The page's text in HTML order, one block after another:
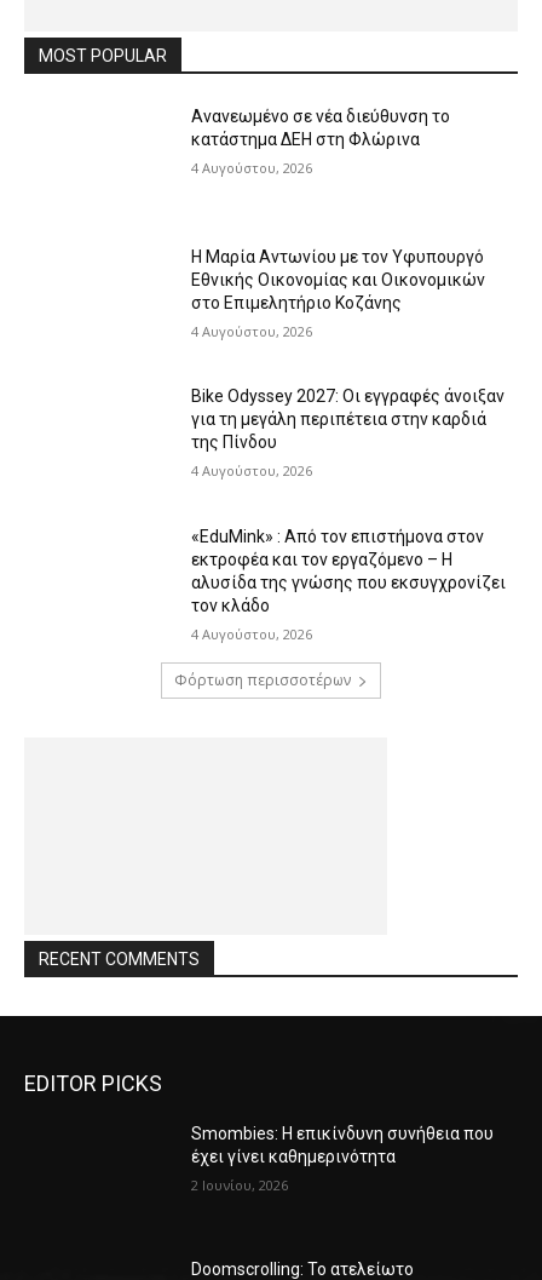
MOST POPULAR
Ανανεωμένο σε νέα διεύθυνση το
κατάστημα ΔΕΗ στη Φλώρινα
4 Αυγούστου, 2026
Η Μαρία Αντωνίου με τον Υφυπουργό
Εθνικής Οικονομίας και Οικονομικών
στο Επιμελητήριο Κοζάνης
4 Αυγούστου, 2026
Bike Odyssey 2027: Οι εγγραφές άνοιξαν
για τη μεγάλη περιπέτεια στην καρδιά
της Πίνδου
4 Αυγούστου, 2026
«EduMink» : Από τον επιστήμονα στον
εκτροφέα και τον εργαζόμενο – Η
αλυσίδα της γνώσης που εκσυγχρονίζει
τον κλάδο
4 Αυγούστου, 2026
Φόρτωση περισσοτέρων
RECENT COMMENTS
EDITOR PICKS
Smombies: Η επικίνδυνη συνήθεια που
έχει γίνει καθημερινότητα
2 Ιουνίου, 2026
Doomscrolling: Το ατελείωτο